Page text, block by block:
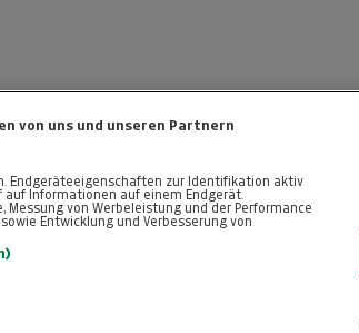
von uns und unseren Partnern
Endgeräteeigenschaften zur Identifikation aktiv
auf Informationen auf einem Endgerät.
Messung von Werbeleistung und der Performance
Entwicklung und Verbesserung von